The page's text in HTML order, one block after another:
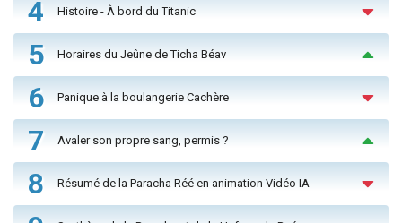
4 Histoire - À bord du Titanic
5 Horaires du Jeûne de Ticha Béav
6 Panique à la boulangerie Cachère
7 Avaler son propre sang, permis ?
8 Résumé de la Paracha Réé en animation Vidéo IA